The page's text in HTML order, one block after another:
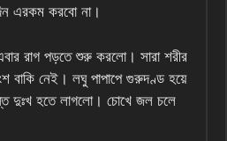
এরকম করবো না।
রাগ পড়তে শুরু করলো। সারা শরীর
বাকি নেই। লঘু পাপাপে গুরুদণ্ড হয়ে
দুঃখ হতে লাগলো। চোখে জল চলে